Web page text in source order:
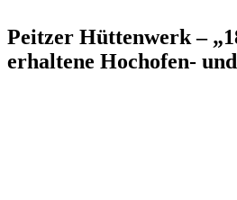
Peitzer Hüttenwerk –
erhaltene Hochofen-